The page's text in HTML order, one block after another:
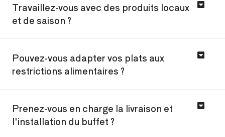
Travaillez-vous avec des produits locaux
et de saison ?
Pouvez-vous adapter vos plats aux
restrictions alimentaires ?
Prenez-vous en charge la livraison et
l'installation du buffet ?